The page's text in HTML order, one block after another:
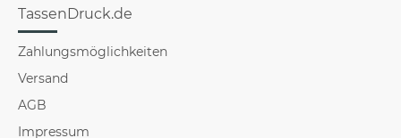
TassenDruck.de
Zahlungsmöglichkeiten
Versand
AGB
Impressum